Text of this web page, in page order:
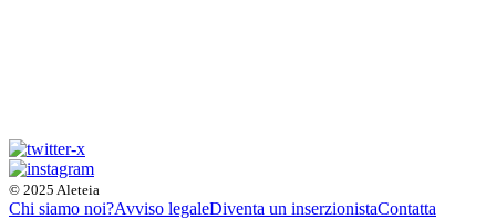
© 2025 Aleteia
Chi siamo noi?Avviso legaleDiventa un inserzionistaContatta